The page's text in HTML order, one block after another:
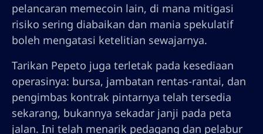
pelancaran memecoin lain, di mana mitigasi
risiko sering diabaikan dan mania spekulatif
boleh mengatasi ketelitian sewajarnya.
Tarikan Pepeto juga terletak pada kesediaan
operasinya: bursa, jambatan rentas-rantai, dan
pengimbas kontrak pintarnya telah tersedia
sekarang, bukannya sekadar janji pada peta
jalan. Ini telah menarik pedagang dan pelabur